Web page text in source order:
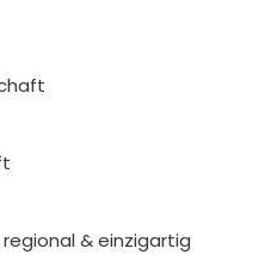
& einzigartig